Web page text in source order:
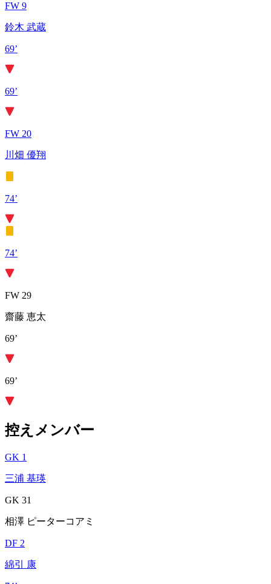
FW 9
鈴木 武蔵
69’
69’
FW 20
川畑 優翔
74’
74’
FW 29
齋藤 恵太
69’
69’
控えメンバー
GK 1
三浦 基瑛
GK 31
相澤 ピーターコアミ
DF 2
綿引 康